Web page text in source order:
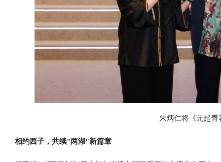
朱炳仁将《元起青
相约西子，共续"两湖"新篇章